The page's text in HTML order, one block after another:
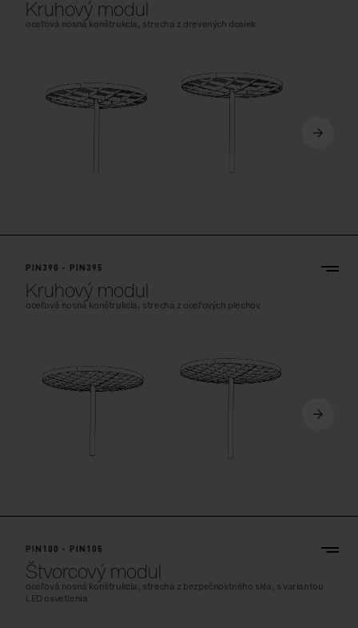
Kruhový modul
oceľová nosná konštrukcia, strecha z drevených dosiek
PIN390 - PIN395
Kruhový modul
oceľová nosná konštrukcia, strecha z oceľových plechov
PIN100 - PIN105
Štvorcový modul
oceľová nosná konštrukcia, strecha z bezpečnostného skla, s variantou
LED osvetlenia